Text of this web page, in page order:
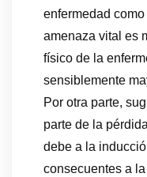
enfermedad
amenaza vital es
físico de la
sensiblemente
Por otra parte,
parte de la
debe a la
consecuentes a